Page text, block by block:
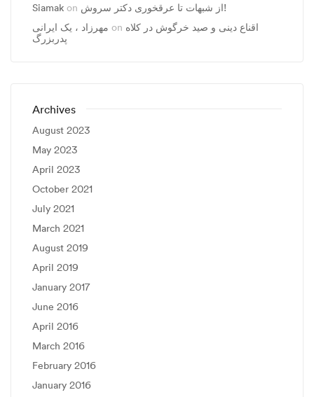
Siamak on
از شبهات تا عرقخوری دکتر سروش!
مهرزاد ، يک ايرانی on اقناع دینی و صید خرگوش در کلاه
پدربزرگ
Archives
August 2023
May 2023
April 2023
October 2021
July 2021
March 2021
August 2019
April 2019
January 2017
June 2016
April 2016
March 2016
February 2016
January 2016